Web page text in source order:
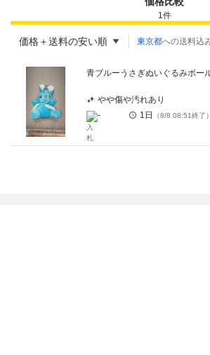
1 件
価格＋送料の安い順 東京都への送料込
青ブルーうさぎぬいぐるみボー
やや傷や汚れあり
-
1日 （8/8 08:51終了）